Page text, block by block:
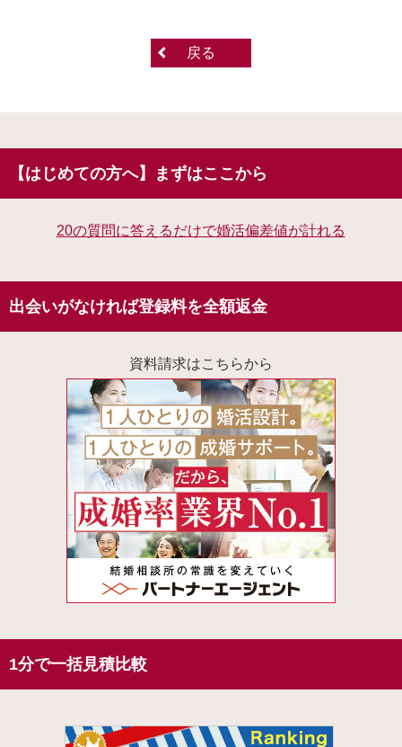
戻る
【はじめての方へ】まずはここから
20の質問に答えるだけで婚活偏差値が計れる
出会いがなければ登録料を全額返金
資料請求はこちらから
1分で一括見積比較